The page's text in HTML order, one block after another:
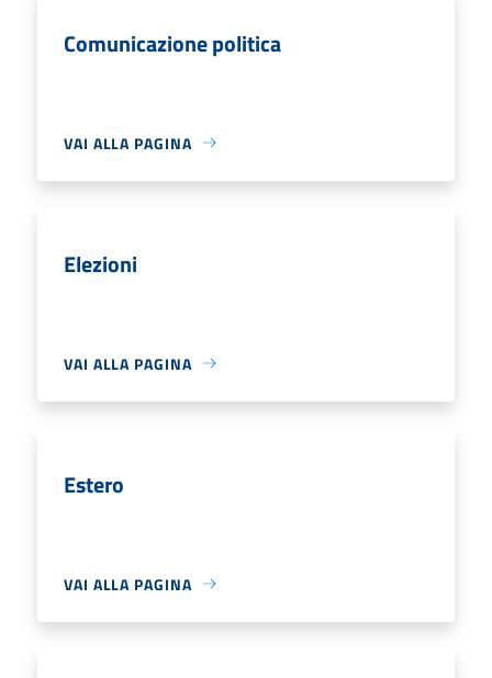
Comunicazione politica
VAI ALLA PAGINA
Elezioni
VAI ALLA PAGINA
Estero
VAI ALLA PAGINA